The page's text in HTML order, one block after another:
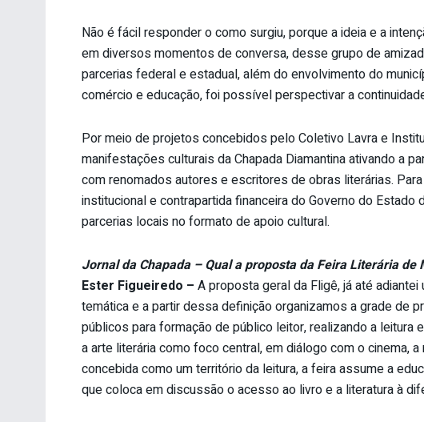
Não é fácil responder o como surgiu, porque a ideia e a
em diversos momentos de conversa, desse grupo de
parcerias federal e estadual, além do envolvimento do
comércio e educação, foi possível perspectivar a
Por meio de projetos concebidos pelo Coletivo Lavra e
manifestações culturais da Chapada Diamantina ativando a
com renomados autores e escritores de obras literárias.
institucional e contrapartida financeira do Governo do Estado
parcerias locais no formato de apoio cultural.
Jornal da Chapada – Qual a proposta da Feira Literária de
Ester Figueiredo – A proposta geral da Fligê, já até
temática e a partir dessa definição organizamos a grade de
públicos para formação de público leitor, realizando a
a arte literária como foco central, em diálogo com o cinema,
concebida como um território da leitura, a feira assume a
que coloca em discussão o acesso ao livro e a literatura à